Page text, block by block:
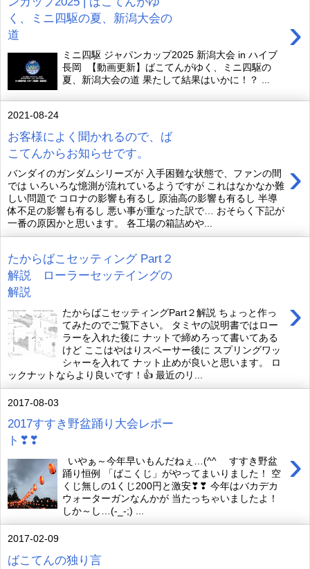
く、ミニ四駆の夏、新潟大会の
道
›
ミニ四駆 ジャパンカップ2025 新潟大会 in ハイブ
長岡 【動画更新】ばこてんがゆく、ミニ四駆の
夏、新潟大会の道 果たして結果はいかに！？ ...
2021-08-24
お客様によく聞かれるので、ば
こてんからお知らせです。
›
バンダイのガンダムシリーズが 入手困難な状態で、ファンの間
では いろいろな憶測が流れているようですが これはなかなか難
しい問題で コロナの影響も有るし 原油高の影響も有るし 半導
体不足の影響も有るし 悪い事が重なった訳で… おそらく下記が
一番の原因かと思います。 各工場の箱詰めや...
たからばこセッティング Part２
解説 ローラーセッテイングの
解説
›
たからばこセッティングPart２解説 ちょっと作っ
てみたのでご覧下さい。 タミヤの説明書ではロー
ラーを入れた後に ナットで締めろって書いてある
けど ここはやはりスペーサー後に スプリングワッ
シャーを入れて ナット止めが良いと思います。 ロ
ックナットならより良いです！👍 最近のリ...
2017-08-03
2017すすき野盆踊り大会レポー
ト❣❣
›
いやぁ～今年早いもんだねぇ…(^^ゞ すすき野盆
踊り恒例 「ばこくじ」がやってまいりました！ 空
くじ無しの1くじ200円と激安❣❣ 今年はバカデカ
ウォーターガンなんかが 当たっちゃいましたよ！
しか～し…(-_-;) ...
2017-02-09
ばこてんの独り言